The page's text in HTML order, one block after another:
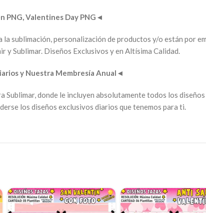
PNG, Valentines Day PNG ◄
sublimación, personalización de productos y/o están por
y Sublimar. Diseños Exclusivos y en Altísima Calidad.
y Nuestra Membresía Anual ◄
donde le incluyen absolutamente todos los
los diseños exclusivos diarios que tenemos para ti.